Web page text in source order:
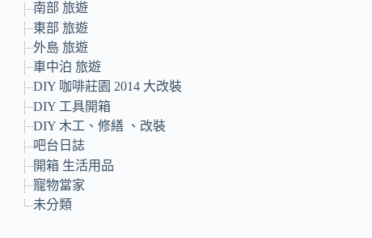
南部 旅遊
東部 旅遊
外島 旅遊
車中泊 旅遊
DIY 咖啡莊園 2014 大改裝
DIY 工具開箱
DIY 木工、修繕 、改裝
吧台日誌
開箱 生活用品
寵物當家
未分類